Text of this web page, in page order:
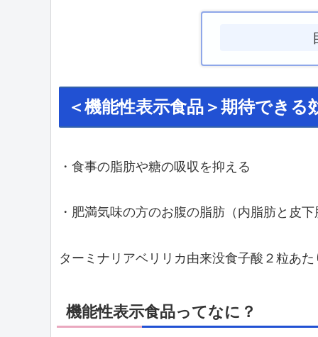
＜機能性表示食品＞期待できる
・食事の脂肪や糖の吸収を抑える
・肥満気味の方のお腹の脂肪（内脂肪と皮
ターミナリアベリリカ由来没食子酸２粒あ
機能性表示食品ってなに？